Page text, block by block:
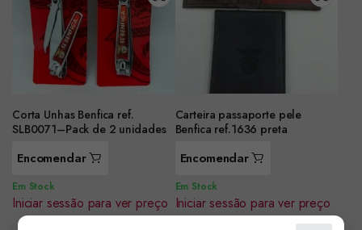
Corta Unhas Benfica ref.
SLB0071–Pack de 2 unidades
Encomendar
Em Stock
Iniciar sessão para ver preço
Carteira passaporte pele
Benfica ref.1636 preta
Encomendar
Em Stock
Iniciar sessão para ver preço